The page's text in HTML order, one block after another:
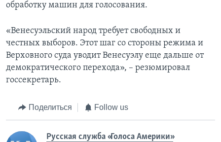
обработку машин для голосования.
«Венесуэльский народ требует свободных и
честных выборов. Этот шаг со стороны режима и
Верховного суда уводит Венесуэлу еще дальше от
демократического перехода», – резюмировал
госсекретарь.
Поделиться Follow us
Русская служба «Голоса Америки»